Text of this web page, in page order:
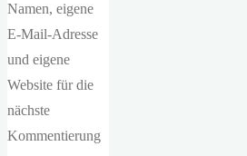
Namen, eigene
E-Mail-Adresse
und eigene
Website für die
nächste
Kommentierung